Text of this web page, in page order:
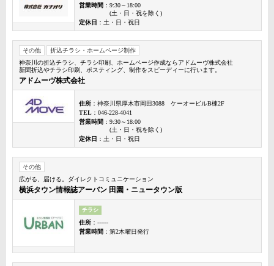
営業時間 ：9:30～18:00
(土・日・祝を除く)
定休日 ：土・日・祝日
その他
折込チラシ・ホームページ制作
神奈川の折込チラシ、チラシ印刷、ホームページ作成ならアドムーヴ株式会社
新聞折込やチラシ印刷、ポスティング、制作をスピーディーに行います。
アドムーヴ株式会社
住所 ：神奈川県厚木市岡田3088 ケーオービルB棟2F
TEL ：046-228-4041
営業時間 ：9:30～18:00
(土・日・祝を除く)
定休日 ：土・日・祝日
その他
広がる、届ける。ダイレクトコミュニケーション
横浜タウン情報誌アーバン 田園・ニュータウン版
チラシ
住所 ：------
営業時間 ：第2木曜日発行